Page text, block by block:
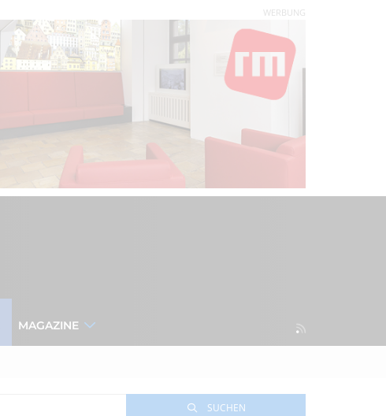
WERBUNG
MAGAZINE
SUCHEN